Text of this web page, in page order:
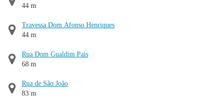
44 m
Travessa Dom Afonso Henriques
44 m
Rua Dom Gualdim Pais
68 m
Rua de São João
83 m